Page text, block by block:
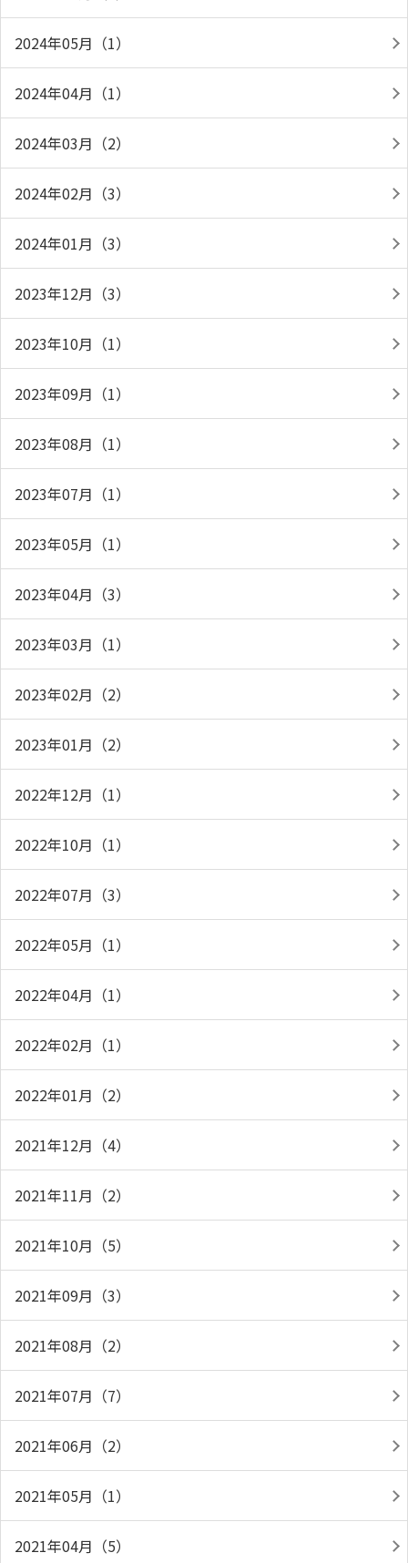
2024年05月（1）
2024年04月（1）
2024年03月（2）
2024年02月（3）
2024年01月（3）
2023年12月（3）
2023年10月（1）
2023年09月（1）
2023年08月（1）
2023年07月（1）
2023年05月（1）
2023年04月（3）
2023年03月（1）
2023年02月（2）
2023年01月（2）
2022年12月（1）
2022年10月（1）
2022年07月（3）
2022年05月（1）
2022年04月（1）
2022年02月（1）
2022年01月（2）
2021年12月（4）
2021年11月（2）
2021年10月（5）
2021年09月（3）
2021年08月（2）
2021年07月（7）
2021年06月（2）
2021年05月（1）
2021年04月（5）